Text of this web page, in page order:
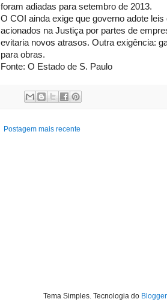
foram adiadas para setembro de 2013.
O COI ainda exige que governo adote
acionados na Justiça por partes de
evitaria novos atrasos. Outra exigência:
para obras.
Fonte: O Estado de S. Paulo
Postagem mais recente
Tema Simples. Tecnologia do Blogger